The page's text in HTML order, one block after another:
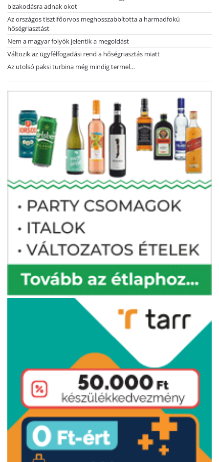
bizakodásra adnak okot
Az országos tisztifőorvos meghosszabbította a harmadfokú
hőségriasztást
Nem a magyar folyók jelentik a megoldást
Változik az ügyfélfogadási rend a hőségriasztás miatt
Az utolsó paksi turbina még mindig termel…